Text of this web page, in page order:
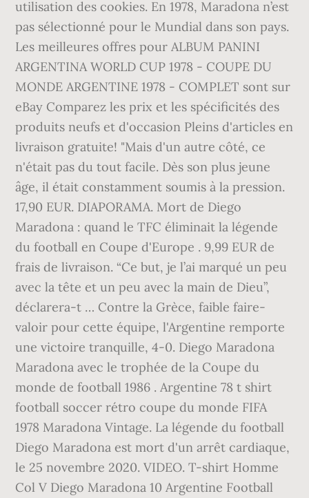
utilisation des cookies. En 1978, Maradona n’est
pas sélectionné pour le Mundial dans son pays.
Les meilleures offres pour ALBUM PANINI
ARGENTINA WORLD CUP 1978 - COUPE DU
MONDE ARGENTINE 1978 - COMPLET sont sur
eBay Comparez les prix et les spécificités des
produits neufs et d'occasion Pleins d'articles en
livraison gratuite! "Mais d'un autre côté, ce
n'était pas du tout facile. Dès son plus jeune
âge, il était constamment soumis à la pression.
17,90 EUR. DIAPORAMA. Mort de Diego
Maradona : quand le TFC éliminait la légende
du football en Coupe d'Europe . 9,99 EUR de
frais de livraison. “Ce but, je l’ai marqué un peu
avec la tête et un peu avec la main de Dieu”,
déclarera-t … Contre la Grèce, faible faire-
valoir pour cette équipe, l'Argentine remporte
une victoire tranquille, 4-0. Diego Maradona
Maradona avec le trophée de la Coupe du
monde de football 1986 . Argentine 78 t shirt
football soccer rétro coupe du monde FIFA
1978 Maradona Vintage. La légende du football
Diego Maradona est mort d'un arrêt cardiaque,
le 25 novembre 2020. VIDEO. T-shirt Homme
Col V Diego Maradona 10 Argentine Football